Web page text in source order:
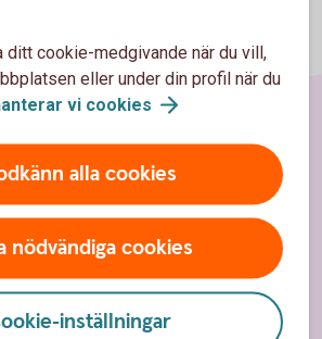
ditt cookie-medgivande när du vill,
eller under din profil när du
vi cookies
alla cookies
nödvändiga cookies
inställningar